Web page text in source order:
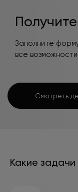
Заполните
все
Смотреть
Какие